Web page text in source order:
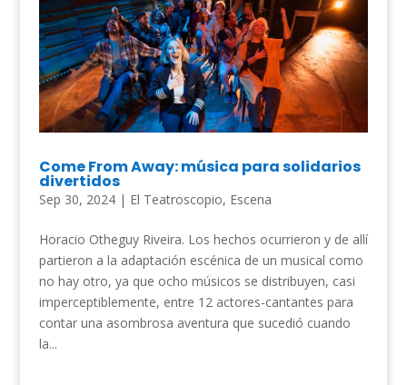
Come From Away: música para solidarios
divertidos
Sep 30, 2024| El Teatroscopio, Escena
Horacio Otheguy Riveira. Los hechos ocurrieron y de allí
partieron a la adaptación escénica de un musical como
no hay otro, ya que ocho músicos se distribuyen, casi
imperceptiblemente, entre 12 actores-cantantes para
contar una asombrosa aventura que sucedió cuando
la...